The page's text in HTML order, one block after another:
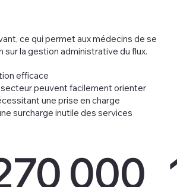
ce qui permet aux médecins de se
la gestion administrative du flux.
efficace
secteur peuvent facilement orienter
une prise en charge
surcharge inutile des services
000